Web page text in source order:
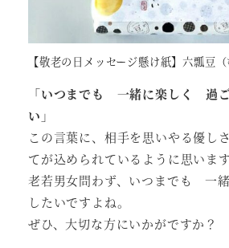
【敬老の日メッセージ懸け紙】六瓢豆（
「いつまでも 一緒に楽しく 過
い」
この言葉に、相手を思いやる優
てが込められているように思います
老若男女問わず、いつまでも 一
したいですよね。
ぜひ、大切な方にいかがですか？